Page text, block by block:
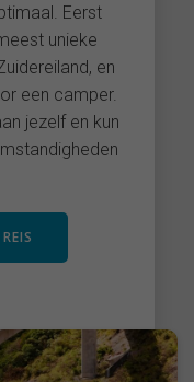
Eerst
unieke
en
een camper.
jezelf en kun